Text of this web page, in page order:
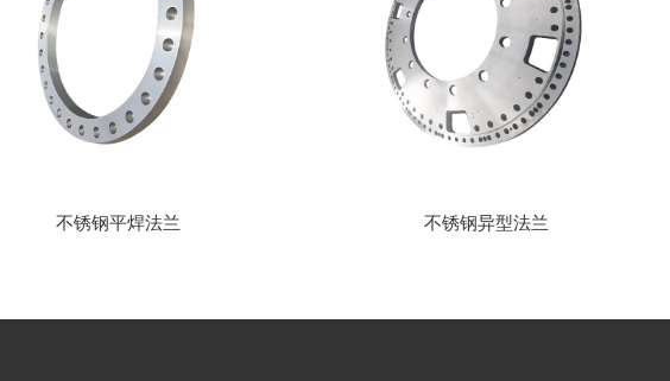
不锈钢平焊法兰 不锈钢异型法兰